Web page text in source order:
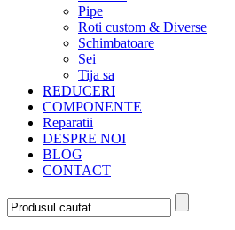
Pipe
Roti custom & Diverse
Schimbatoare
Sei
Tija sa
REDUCERI
COMPONENTE
Reparatii
DESPRE NOI
BLOG
CONTACT